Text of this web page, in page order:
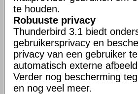
te houden.
Robuuste privacy
Thunderbird 3.1 biedt
gebruikersprivacy en
privacy van een gebruiker
automatisch externe
Verder nog bescherming
en nog veel meer.